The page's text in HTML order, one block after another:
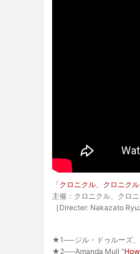
「クロニクル、クロニクル
主催：クロニクル、クロ
［Directer: Nakazato
★1──ジル・ドゥルーズ、
★2──Amanda Mull “